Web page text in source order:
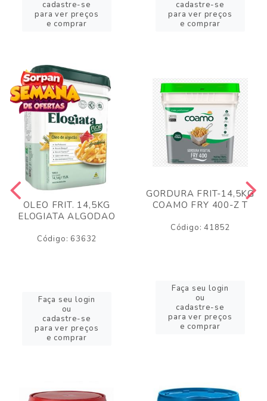
cadastre-se
para ver preços
e comprar
cadastre-se
para ver preços
e comprar
OLEO FRIT. 14,5KG
ELOGIATA ALGODAO
Código: 63632
Faça seu login
ou
cadastre-se
para ver preços
e comprar
GORDURA FRIT-14,5KG
COAMO FRY 400-Z T
Código: 41852
Faça seu login
ou
cadastre-se
para ver preços
e comprar